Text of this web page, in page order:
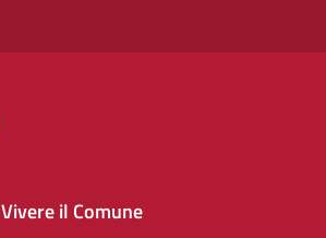
Vivere il Comune